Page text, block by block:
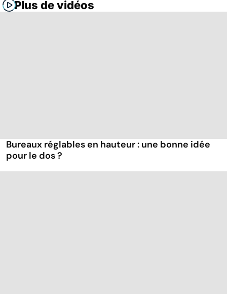
Plus de vidéos
Bureaux réglables en hauteur : une bonne idée
pour le dos ?